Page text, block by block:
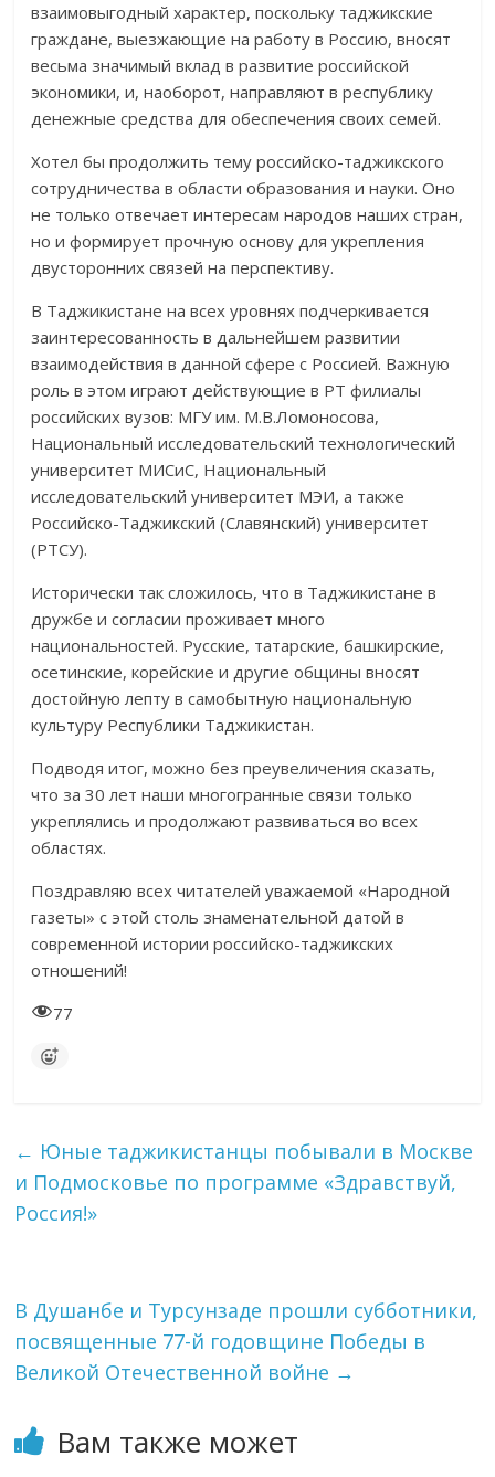
взаимовыгодный характер, поскольку таджикские
граждане, выезжающие на работу в Россию, вносят
весьма значимый вклад в развитие российской
экономики, и, наоборот, направляют в республику
денежные средства для обеспечения своих семей.
Хотел бы продолжить тему российско-таджикского
сотрудничества в области образования и науки. Оно
не только отвечает интересам народов наших стран,
но и формирует прочную основу для укрепления
двусторонних связей на перспективу.
В Таджикистане на всех уровнях подчеркивается
заинтересованность в дальнейшем развитии
взаимодействия в данной сфере с Россией. Важную
роль в этом играют действующие в РТ филиалы
российских вузов: МГУ им. М.В.Ломоносова,
Национальный исследовательский технологический
университет МИСиС, Национальный
исследовательский университет МЭИ, а также
Российско-Таджикский (Славянский) университет
(РТСУ).
Исторически так сложилось, что в Таджикистане в
дружбе и согласии проживает много
национальностей. Русские, татарские, башкирские,
осетинские, корейские и другие общины вносят
достойную лепту в самобытную национальную
культуру Республики Таджикистан.
Подводя итог, можно без преувеличения сказать,
что за 30 лет наши многогранные связи только
укреплялись и продолжают развиваться во всех
областях.
Поздравляю всех читателей уважаемой «Народной
газеты» с этой столь знаменательной датой в
современной истории российско-таджикских
отношений!
77
← Юные таджикистанцы побывали в Москве
и Подмосковье по программе «Здравствуй,
Россия!»
В Душанбе и Турсунзаде прошли субботники,
посвященные 77-й годовщине Победы в
Великой Отечественной войне →
Вам также может